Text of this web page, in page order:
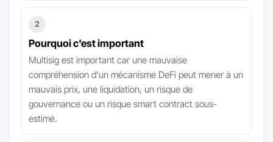
2
Pourquoi c'est important
Multisig est important car une mauvaise
compréhension d'un mécanisme DeFi peut mener à un
mauvais prix, une liquidation, un risque de
gouvernance ou un risque smart contract sous-
estimé.